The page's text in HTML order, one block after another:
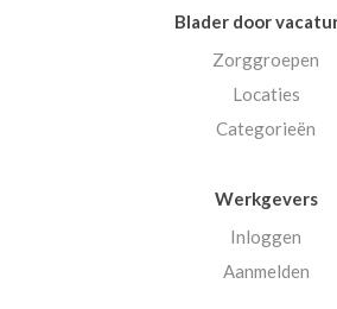
Blader door
Zorggroepen
Locaties
Categorieën
Werkgevers
Inloggen
Aanmelden